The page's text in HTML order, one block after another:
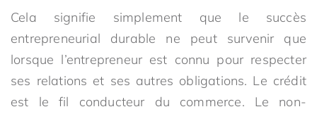
Cela signifie simplement que le succès
entrepreneurial durable ne peut survenir que
lorsque l’entrepreneur est connu pour respecter
ses relations et ses autres obligations. Le crédit
est le fil conducteur du commerce. Le non-